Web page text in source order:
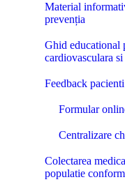
Material
prevenția
Ghid educational
cardiovasculara
Feedback pacienti
Formular
Centralizare
Colectarea
populatie